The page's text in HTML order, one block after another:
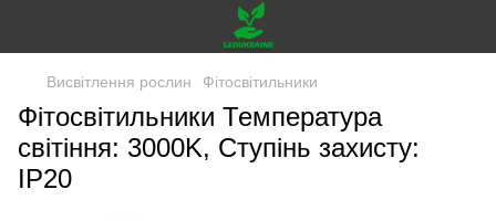
Висвітлення рослин Фітосвітильники
Фітосвітильники Температура
світіння: 3000K, Ступінь захисту:
IP20